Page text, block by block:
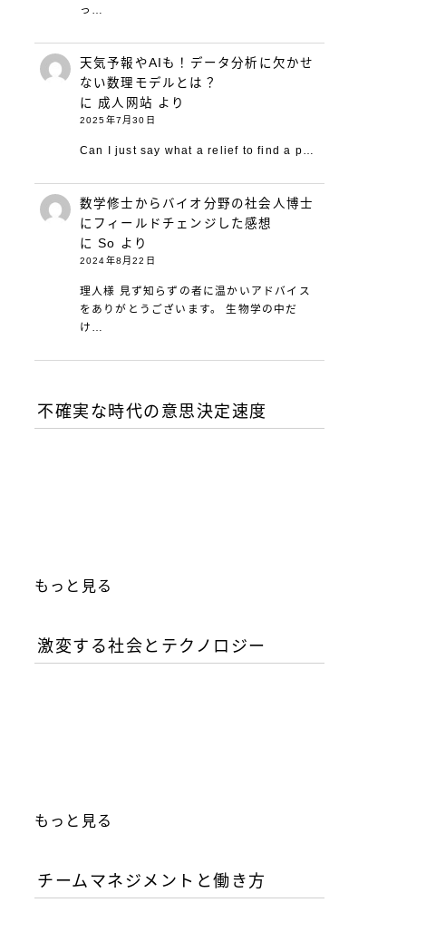
っ…
天気予報やAIも！データ分析に欠かせ
ない数理モデルとは？
に 成人网站 より
2025年7月30日
Can I just say what a relief to find a p…
数学修士からバイオ分野の社会人博士
にフィールドチェンジした感想
にSo より
2024年8月22日
理人様 見ず知らずの者に温かいアドバイス
をありがとうございます。 生物学の中だ
け…
不確実な時代の意思決定速度
もっと見る
激変する社会とテクノロジー
もっと見る
チームマネジメントと働き方